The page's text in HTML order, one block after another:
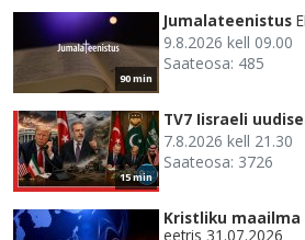
90 min
Jumalateenistus
9.8.2026 kell 09.00
Saateosa: 485
15 min
TV7 Iisraeli
7.8.2026 kell 21.30
Saateosa: 3726
Kristliku maailma
eetris 31.07.2026